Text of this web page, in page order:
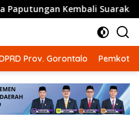
Suarakan Lagu MBG untuk
Prov. Gorontalo Pemkot